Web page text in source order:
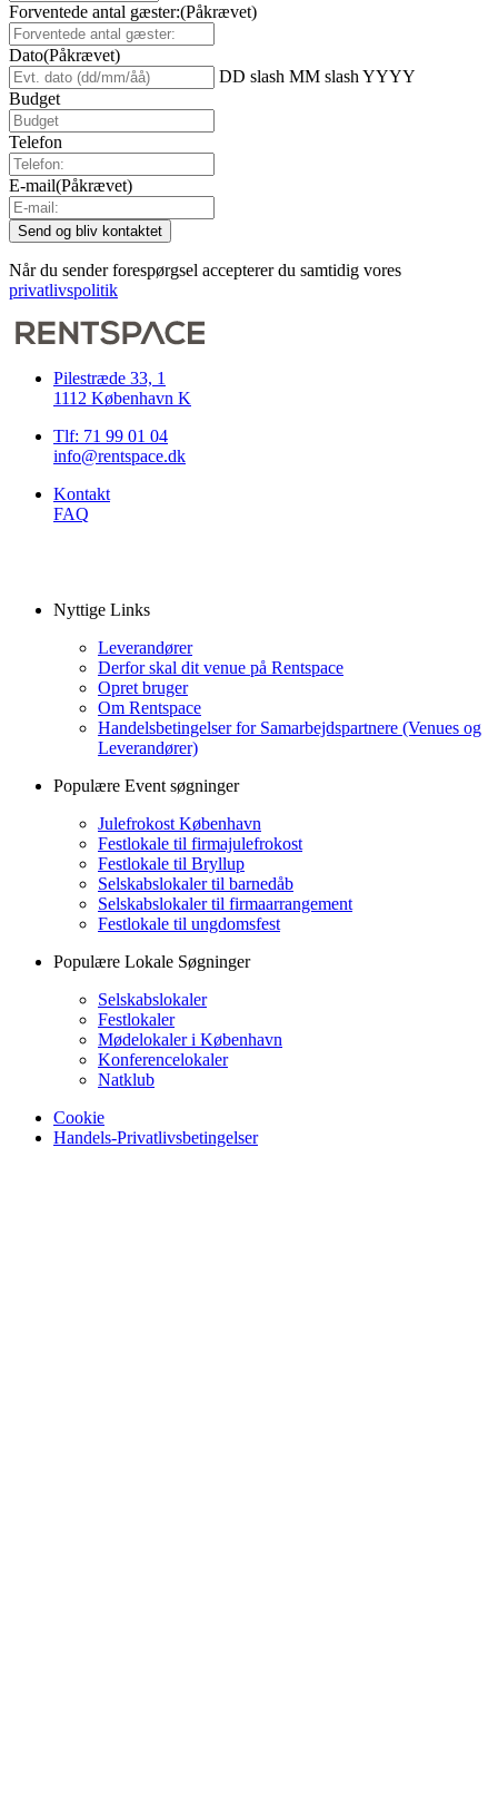
Forventede antal gæster:(Påkrævet)
Dato(Påkrævet)
DD slash MM slash YYYY
Budget
Telefon
E-mail(Påkrævet)
Når du sender forespørgsel accepterer du samtidig vores
privatlivspolitik
Pilestræde 33, 1
1112 København K
Tlf: 71 99 01 04
info@rentspace.dk
Kontakt
FAQ
Nyttige Links
Leverandører
Derfor skal dit venue på Rentspace
Opret bruger
Om Rentspace
Handelsbetingelser for Samarbejdspartnere (Venues og
Leverandører)
Populære Event søgninger
Julefrokost København
Festlokale til firmajulefrokost
Festlokale til Bryllup
Selskabslokaler til barnedåb
Selskabslokaler til firmaarrangement
Festlokale til ungdomsfest
Populære Lokale Søgninger
Selskabslokaler
Festlokaler
Mødelokaler i København
Konferencelokaler
Natklub
Cookie
Handels-Privatlivsbetingelser